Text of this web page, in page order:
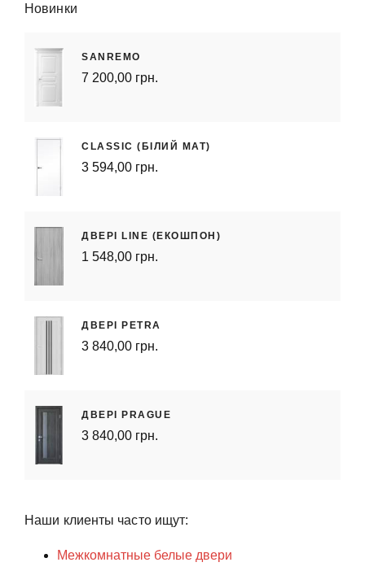
Новинки
SANREMO
7 200,00 грн.
CLASSIC (БІЛИЙ МАТ)
3 594,00 грн.
ДВЕРІ LINE (ЕКОШПОН)
1 548,00 грн.
ДВЕРІ PETRA
3 840,00 грн.
ДВЕРІ PRAGUE
3 840,00 грн.
Наши клиенты часто ищут:
Межкомнатные белые двери